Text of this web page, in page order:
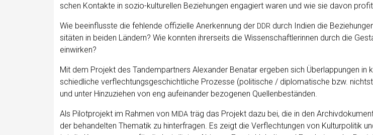
schen Kon­tak­te in sozio-kul­tu­rel­len Bezie­hun­gen enga­giert waren und wie sie davon
Wie beein­fluss­te die feh­len­de offi­zi­el­le Aner­ken­nung der DDR durch Indi­en die
si­tä­ten in bei­den Län­dern? Wie konn­ten ihrer­seits die Wis­sen­schaft­le­rin­nen durch die
einwirken?
Mit dem Pro­jekt des Tan­dem­part­ners Alex­an­der Bena­tar erge­ben sich Über­lap­pun­gen
schied­li­che ver­flech­tungs­ge­schicht­li­che Pro­zes­se (poli­ti­sche / diplo­ma­ti­sche bzw.
und unter Hin­zu­zie­hen von eng auf­ein­an­der bezo­ge­nen Quellenbeständen.
Als Pilot­pro­jekt im Rah­men von MIDA träg das Pro­jekt dazu bei, die in den
der behan­del­ten The­ma­tik zu hin­ter­fra­gen. Es zeigt die Ver­flech­tun­gen von Kul­tur­po­li­tik